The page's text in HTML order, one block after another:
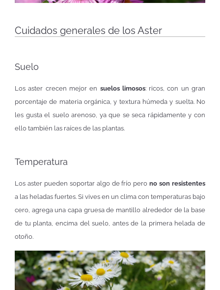
Cuidados generales de los Aster
Suelo
Los aster crecen mejor en suelos limosos: ricos, con un gran
porcentaje de materia orgánica, y textura húmeda y suelta. No
les gusta el suelo arenoso, ya que se seca rápidamente y con
ello también las raíces de las plantas.
Temperatura
Los aster pueden soportar algo de frío perono son resistentes
a las heladas fuertes. Si vives en un clima con temperaturas bajo
cero, agrega una capa gruesa de mantillo alrededor de la base
de tu planta, encima del suelo, antes de la primera helada de
otoño.